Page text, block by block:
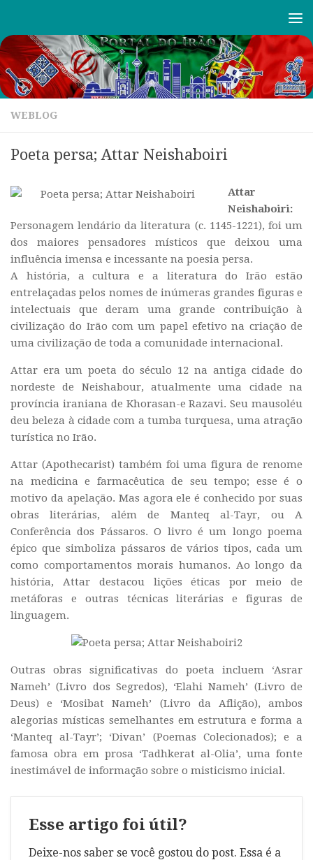
WEBLOG
Poeta persa; Attar Neishaboiri
Attar
Neishaboiri:
Personagem lendário da literatura (c. 1145-1221), foi um
dos maiores pensadores místicos que deixou uma
influência imensa e incessante na poesia persa.
A história, a cultura e a literatura do Irão estão
entrelaçadas pelos nomes de inúmeras grandes figuras e
intelectuais que deram uma grande contribuição à
civilização do Irão com um papel efetivo na criação de
uma civilização de toda a comunidade internacional.
Attar era um poeta do século 12 na antiga cidade do
nordeste de Neishabour, atualmente uma cidade na
província iraniana de Khorasan-e Razavi. Seu mausoléu
deu beleza à cidade com a tumba turquesa, uma atração
turística no Irão.
Attar (Apothecarist) também foi uma figura de renome
na medicina e farmacêutica de seu tempo; esse é o
motivo da apelação. Mas agora ele é conhecido por suas
obras literárias, além de Manteq al-Tayr, ou A
Conferência dos Pássaros. O livro é um longo poema
épico que simboliza pássaros de vários tipos, cada um
como comportamentos morais humanos. Ao longo da
história, Attar destacou lições éticas por meio de
metáforas e outras técnicas literárias e figuras de
linguagem.
Outras obras significativas do poeta incluem ‘Asrar
Nameh’ (Livro dos Segredos), ‘Elahi Nameh’ (Livro de
Deus) e ‘Mosibat Nameh’ (Livro da Aflição), ambos
alegorias místicas semelhantes em estrutura e forma a
‘Manteq al-Tayr’; ‘Divan’ (Poemas Colecionados); e a
famosa obra em prosa ‘Tadhkerat al-Olia’, uma fonte
inestimável de informação sobre o misticismo inicial.
Esse artigo foi útil?
Deixe-nos saber se você gostou do post. Essa é a